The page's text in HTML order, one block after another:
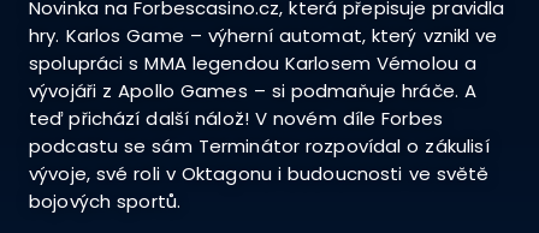
Novinka na Forbescasino.cz, která přepisuje pravidla
hry. Karlos Game – výherní automat, který vznikl ve
spolupráci s MMA legendou Karlosem Vémolou a
vývojáři z Apollo Games – si podmaňuje hráče. A
teď přichází další nálož! V novém díle Forbes
podcastu se sám Terminátor rozpovídal o zákulisí
vývoje, své roli v Oktagonu i budoucnosti ve světě
bojových sportů.